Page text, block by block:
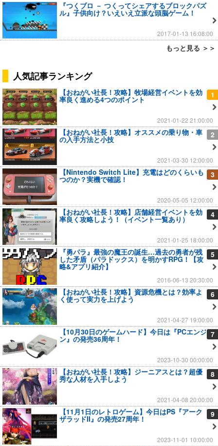
『つくブロ － つくってシェアするブロックパズ
ル』子供向け？いえいえ立派な頭脳ゲーム！
2017-01-13 16:08:00
もっと見る ＞＞
人気記事ランキング
1
【おねがい社長！攻略】牧場経営イベントを効
率良く進める4つのポイント
2021-01-22 21:00:00
2
【おねがい社長！攻略】オススメの乗り物・車
の入手方法と小技
2021-03-30 12:00:00
3
【Nintendo Switch Lite】充電はどのくらいも
つのか？実機で確認！
2020-05-05 12:00:00
4
【おねがい社長！攻略】店舗経営イベントを効
率良く攻略しよう！（イベント一覧あり）
2021-01-25 18:00:00
5
『勇パラ』最強の魔王の誕生…過去の勇者が残
した矛盾（パラドックス）を明かすRPG！【攻
略&アプリ紹介】
2016-06-13 20:30:00
6
【おねがい社長！攻略】資源危機とは？効率よ
く使って実力を上げよう
2021-04-27 19:00:00
7
【10月30日のゲームハード】今日は『PCエンジ
ン』の発売36周年！
2023-10-30 00:00:00
8
【おねがい社長！攻略】ジーニアスとは？超優
秀な人材を入手しよう
2021-04-08 20:00:00
9
【11月1日のレトロゲーム】今日はPS『アーク
ザラッドII』の発売27周年！
2023-11-01 10:00:00